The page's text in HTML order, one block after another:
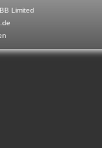
Limited